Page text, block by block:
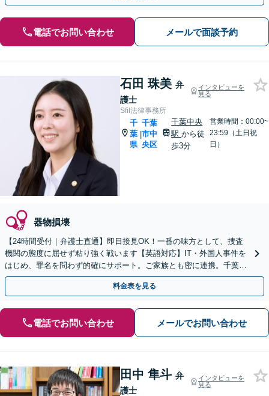
電話でお問い合わせ メールで面談予約
石田 珠美 弁
護士
インタビューを
見る
Sfil法律事務所
千
葉
県
|
千葉
市中
央区
千葉中央
駅から徒
歩3分
営業時間：00:00~
23:59（土日祝
日）
器物損壊
【24時間受付｜弁護士直通】即日接見OK！一番の味方として、捜査
機関の態度に屈せず粘り強く戦います【英語対応】IT・外国人事件を
はじめ、罪名を問わず的確にサポート。ご家族とも密に連携。千葉中
央警察署ほか幅広いエリアへ迅速対応【WEB面談可】
料金表を見る
電話でお問い合わせ メールでお問い合わせ
田中 隼斗 弁
護士
インタビューを
見る